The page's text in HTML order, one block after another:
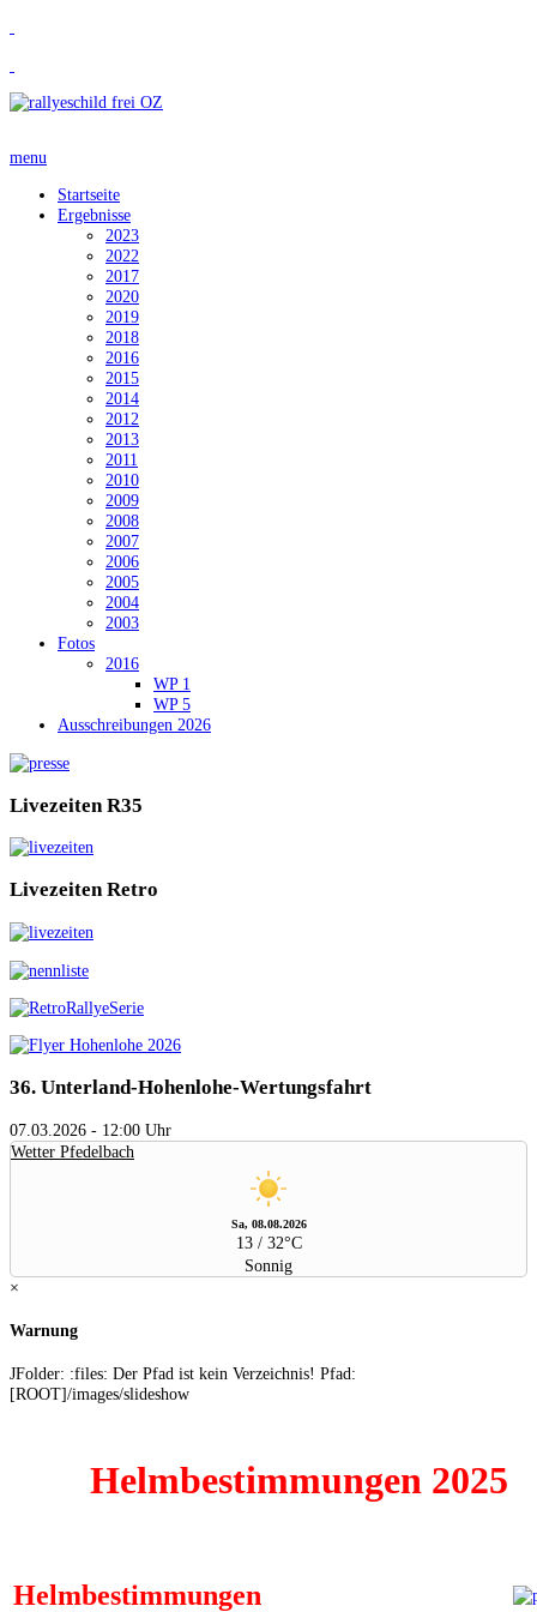
menu
Startseite
Ergebnisse
2023
2022
2017
2020
2019
2018
2016
2015
2014
2012
2013
2011
2010
2009
2008
2007
2006
2005
2004
2003
Fotos
2016
WP 1
WP 5
Ausschreibungen 2026
Livezeiten R35
LivezeitenRetro
36. Unterland-Hohenlohe-Wertungsfahrt
07.03.2026 - 12:00 Uhr
Wetter Pfedelbach
Sa, 08.08.2026
13 / 32°C
Sonnig
×
Warnung
JFolder: :files: Der Pfad ist kein Verzeichnis! Pfad:
[ROOT]/images/slideshow
Helmbestimmungen 2025
Helmbestimmungen